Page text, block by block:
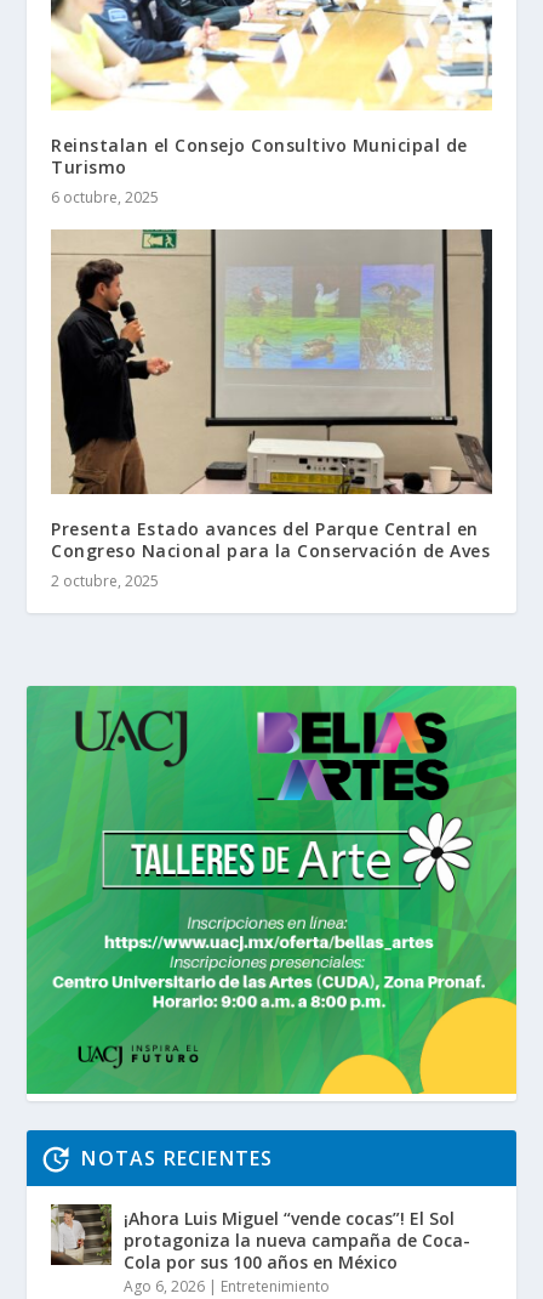
Reinstalan el Consejo Consultivo Municipal de
Turismo
6 octubre, 2025
Presenta Estado avances del Parque Central en
Congreso Nacional para la Conservación de Aves
2 octubre, 2025
NOTAS RECIENTES
¡Ahora Luis Miguel “vende cocas”! El Sol
protagoniza la nueva campaña de Coca-
Cola por sus 100 años en México
Ago 6, 2026 | Entretenimiento